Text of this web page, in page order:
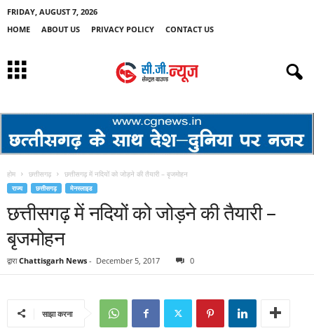
FRIDAY, AUGUST 7, 2026
HOME
ABOUT US PRIVACY POLICY CONTACT US
होम छत्तीसगढ़ छत्तीसगढ़ में नदियों को जोड़ने की तैयारी – बृजमोहन
राज्य छत्तीसगढ़ मेनस्लाइड
छत्तीसगढ़ में नदियों को जोड़ने की तैयारी –
बृजमोहन
द्वारा Chattisgarh News - December 5, 2017 0
साझा करना